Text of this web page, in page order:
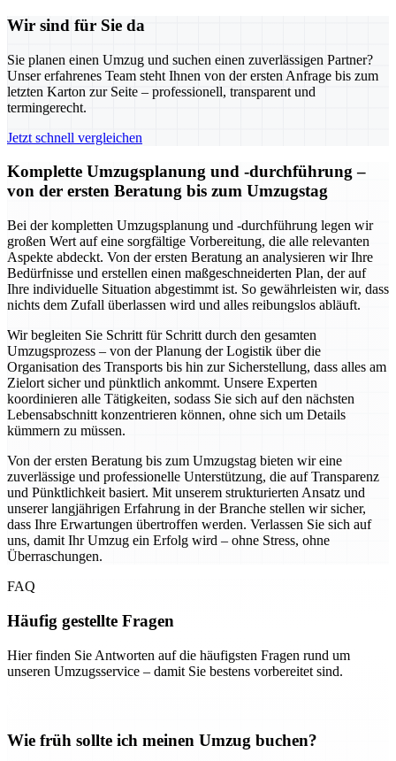
Wir sind für Sie da
Sie planen einen Umzug und suchen einen zuverlässigen Partner?
Unser erfahrenes Team steht Ihnen von der ersten Anfrage bis zum
letzten Karton zur Seite – professionell, transparent und
termingerecht.
Jetzt schnell vergleichen
Komplette Umzugsplanung und -durchführung –
von der ersten Beratung bis zum Umzugstag
Bei der kompletten Umzugsplanung und -durchführung legen wir
großen Wert auf eine sorgfältige Vorbereitung, die alle relevanten
Aspekte abdeckt. Von der ersten Beratung an analysieren wir Ihre
Bedürfnisse und erstellen einen maßgeschneiderten Plan, der auf
Ihre individuelle Situation abgestimmt ist. So gewährleisten wir, dass
nichts dem Zufall überlassen wird und alles reibungslos abläuft.
Wir begleiten Sie Schritt für Schritt durch den gesamten
Umzugsprozess – von der Planung der Logistik über die
Organisation des Transports bis hin zur Sicherstellung, dass alles am
Zielort sicher und pünktlich ankommt. Unsere Experten
koordinieren alle Tätigkeiten, sodass Sie sich auf den nächsten
Lebensabschnitt konzentrieren können, ohne sich um Details
kümmern zu müssen.
Von der ersten Beratung bis zum Umzugstag bieten wir eine
zuverlässige und professionelle Unterstützung, die auf Transparenz
und Pünktlichkeit basiert. Mit unserem strukturierten Ansatz und
unserer langjährigen Erfahrung in der Branche stellen wir sicher,
dass Ihre Erwartungen übertroffen werden. Verlassen Sie sich auf
uns, damit Ihr Umzug ein Erfolg wird – ohne Stress, ohne
Überraschungen.
FAQ
Häufig gestellte Fragen
Hier finden Sie Antworten auf die häufigsten Fragen rund um
unseren Umzugsservice – damit Sie bestens vorbereitet sind.
Wie früh sollte ich meinen Umzug buchen?